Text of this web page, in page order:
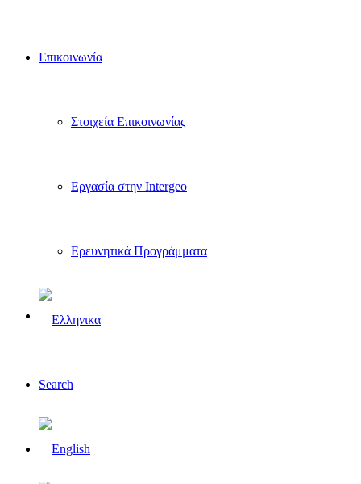
Επικοινωνία
Στοιχεία Επικοινωνίας
Εργασία στην Intergeo
Ερευνητικά Προγράμματα
Search